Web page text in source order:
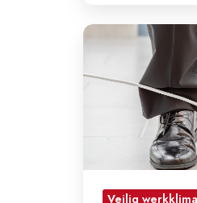
Waarom
zo
veiligheid
gaande
Veilig